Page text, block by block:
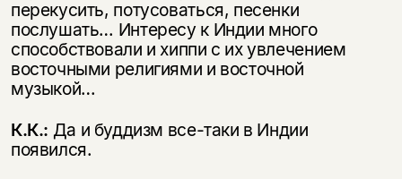
перекусить, потусоваться, песенки
послушать… Интересу к Индии много
способствовали и хиппи с их увлечением
восточными религиями и восточной
музыкой…
К.К.: Да и буддизм все-таки в Индии
появился.